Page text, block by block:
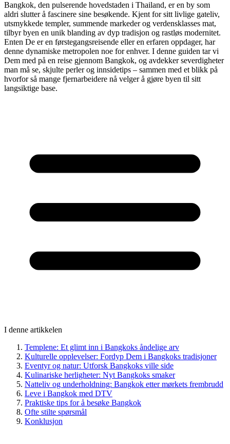
Bangkok, den pulserende hovedstaden i Thailand, er en by som
aldri slutter å fascinere sine besøkende. Kjent for sitt livlige gateliv,
utsmykkede templer, summende markeder og verdensklasses mat,
tilbyr byen en unik blanding av dyp tradisjon og rastløs modernitet.
Enten De er en førstegangsreisende eller en erfaren oppdager, har
denne dynamiske metropolen noe for enhver. I denne guiden tar vi
Dem med på en reise gjennom Bangkok, og avdekker severdigheter
man må se, skjulte perler og innsidetips – sammen med et blikk på
hvorfor så mange fjernarbeidere nå velger å gjøre byen til sitt
langsiktige base.
I denne artikkelen
Templene: Et glimt inn i Bangkoks åndelige arv
Kulturelle opplevelser: Fordyp Dem i Bangkoks tradisjoner
Eventyr og natur: Utforsk Bangkoks ville side
Kulinariske herligheter: Nyt Bangkoks smaker
Natteliv og underholdning: Bangkok etter mørkets frembrudd
Leve i Bangkok med DTV
Praktiske tips for å besøke Bangkok
Ofte stilte spørsmål
Konklusjon